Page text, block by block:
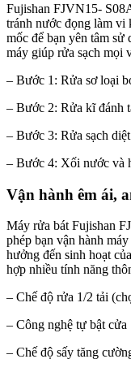
Fujishan FJVN15-
tránh nước đọng làm vi
mốc để bạn yên tâm
máy giúp rửa sạch mọi
– Bước 1: Rửa sơ loại
– Bước 2: Rửa kĩ đánh
– Bước 3: Rửa sạch
– Bước 4: Xối nước và
Vận hành êm ái,
Máy rửa bát Fujishan
phép bạn vận hành
hưởng đến sinh hoạt
hợp nhiều tính năng
– Chế độ rửa 1/2 tải
– Công nghệ tự bật cửa
– Chế độ sấy tăng